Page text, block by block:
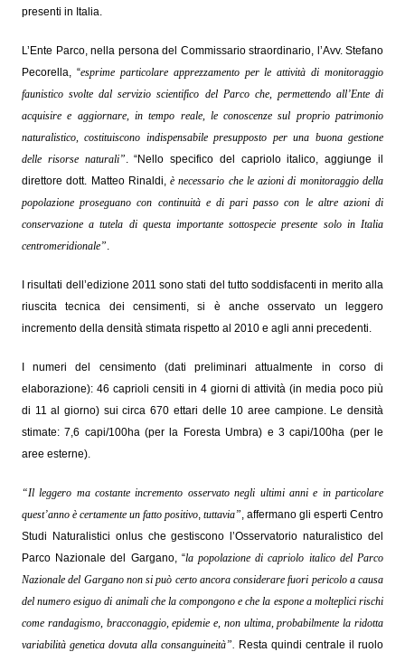
presenti in Italia.
L’Ente Parco, nella persona del Commissario straordinario, l’Avv. Stefano
Pecorella, “esprime particolare apprezzamento per le attività di monitoraggio
faunistico svolte dal servizio scientifico del Parco che, permettendo all’Ente di
acquisire e aggiornare, in tempo reale, le conoscenze sul proprio patrimonio
naturalistico, costituiscono indispensabile presupposto per una buona gestione
delle risorse naturali” . “Nello specifico del capriolo italico, aggiunge il
direttore dott. Matteo Rinaldi, è necessario che le azioni di monitoraggio della
popolazione proseguano con continuità e di pari passo con le altre azioni di
conservazione a tutela di questa importante sottospecie presente solo in Italia
centromeridionale”
I risultati dell’edizione 2011 sono stati del tutto soddisfacenti in merito alla
riuscita tecnica dei censimenti, si è anche osservato un leggero
incremento della densità stimata rispetto al 2010 e agli anni precedenti.
I numeri del censimento (dati preliminari attualmente in corso di
elaborazione): 46 caprioli censiti in 4 giorni di attività (in media poco più
di 11 al giorno) sui circa 670 ettari delle 10 aree campione. Le densità
stimate: 7,6 capi/100ha (per la Foresta Umbra) e 3 capi/100ha (per le
aree esterne).
“Il leggero ma costante incremento osservato negli ultimi anni e in particolare
quest’anno è certamente un fatto positivo tuttavia” , affermano gli esperti Centro
Studi Naturalistici onlus che gestiscono l’Osservatorio naturalistico del
Parco Nazionale del Gargano, “la popolazione di capriolo italico del Parco
Nazionale del Gargano non si può certo ancora considerare fuori pericolo a causa
del numero esiguo di animali che la compongono e che la espone a molteplici rischi
come randagismo, bracconaggio, epidemie e, non ultima, probabilmente la ridotta
variabilità genetica dovuta alla consanguineità”.
Resta quindi centrale il ruolo